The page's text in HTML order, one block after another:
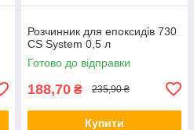
Розчинник для епоксидів 730
CS System 0,5 л
Готово до відправки
188,70 ₴ 235,90 ₴
Купити